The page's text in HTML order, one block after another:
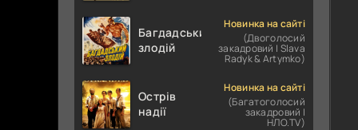
Багдадський
злодій
Новинка на сайті
(Двоголосий
закадровий | Slava
Radyk & Artymko)
Острів
надії
Новинка на сайті
(Багатоголосий
закадровий |
НЛО.TV)